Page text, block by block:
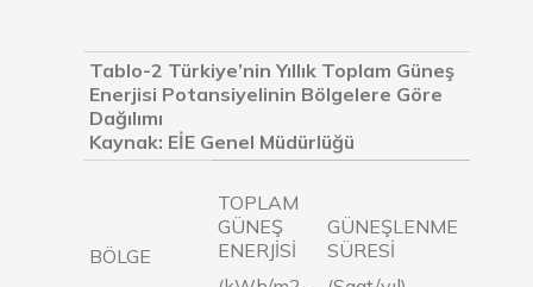
Tablo-2 Türkiye’nin Yıllık Toplam Güneş
Enerjisi Potansiyelinin Bölgelere Göre
Dağılımı
Kaynak: EİE Genel Müdürlüğü
BÖLGE
TOPLAM
GÜNEŞ
ENERJİSİ
GÜNEŞLENME
SÜRESİ